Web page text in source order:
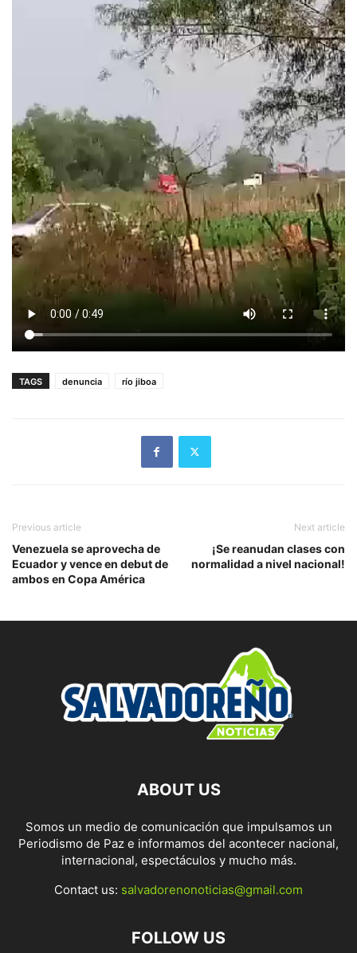
TAGS denuncia río jiboa
Previous article
Venezuela se aprovecha de
Ecuador y vence en debut de
ambos en Copa América
Next article
¡Se reanudan clases con
normalidad a nivel nacional!
ABOUT US
Somos un medio de comunicación que impulsamos un
Periodismo de Paz e informamos del acontecer nacional,
internacional, espectáculos y mucho más.
Contact us: salvadorenonoticias@gmail.com
FOLLOW US